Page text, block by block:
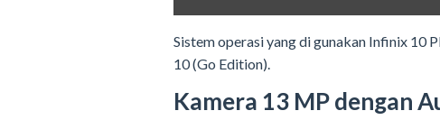
Sistem operasi yang di gunakan Infinix 10
10 (Go Edition).
Kamera 13 MP dengan